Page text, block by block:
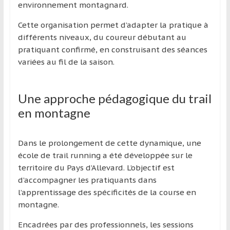
environnement montagnard.
Cette organisation permet d’adapter la pratique à
différents niveaux, du coureur débutant au
pratiquant confirmé, en construisant des séances
variées au fil de la saison.
Une approche pédagogique du trail
en montagne
Dans le prolongement de cette dynamique, une
école de trail running a été développée sur le
territoire du Pays d’Allevard. L’objectif est
d’accompagner les pratiquants dans
l’apprentissage des spécificités de la course en
montagne.
Encadrées par des professionnels, les sessions